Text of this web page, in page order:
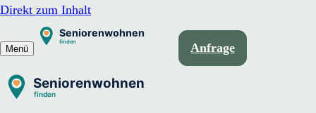
Direkt zum Inhalt
Menü Anfrage